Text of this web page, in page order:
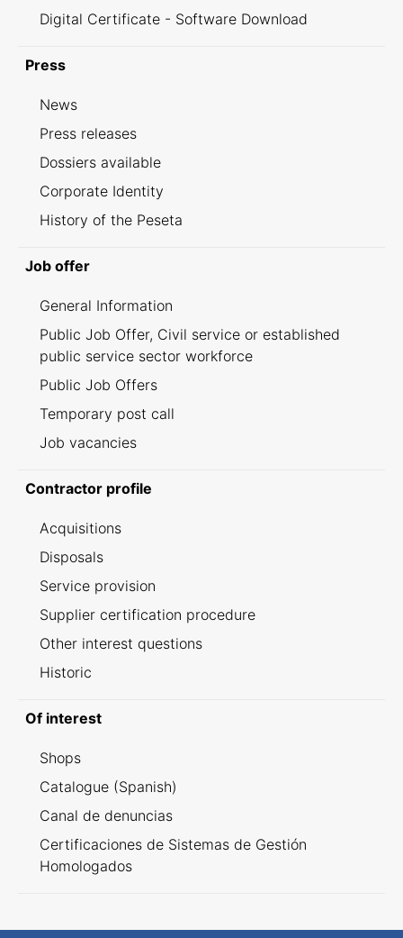
Digital Certificate - Software Download
Press
News
Press releases
Dossiers available
Corporate Identity
History of the Peseta
Job offer
General Information
Public Job Offer, Civil service or established
public service sector workforce
Public Job Offers
Temporary post call
Job vacancies
Contractor profile
Acquisitions
Disposals
Service provision
Supplier certification procedure
Other interest questions
Historic
Of interest
Shops
Catalogue (Spanish)
Canal de denuncias
Certificaciones de Sistemas de Gestión
Homologados